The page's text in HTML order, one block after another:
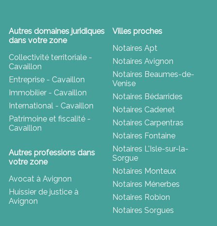
Autres domaines juridiques
dans votre zone
Collectivité territoriale -
Cavaillon
Entreprise - Cavaillon
Immobilier - Cavaillon
International - Cavaillon
Patrimoine et fiscalité -
Cavaillon
Autres professions dans
votre zone
Avocat à Avignon
Huissier de justice à
Avignon
Villes proches
Notaires Apt
Notaires Avignon
Notaires Beaumes-de-
Venise
Notaires Bédarrides
Notaires Cadenet
Notaires Carpentras
Notaires Fontaine
Notaires L'Isle-sur-la-
Sorgue
Notaires Monteux
Notaires Ménerbes
Notaires Robion
Notaires Sorgues